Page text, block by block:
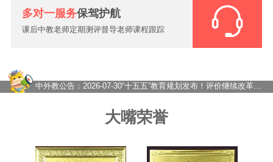
多对一服务保驾护航
课后中教老师定期测评督导老师课程跟踪
中外教公告：
2026-07-27
在线一对一外教网课怎么选？价格如何？——从踩坑到稳定的真实经历
2026-08-10
找对老师才知道原来带娃学英语也能这么轻松！
2026-08-07暑假英语别只顾刷题，真正决定开学成绩的，是这种坚持！
2026-07-30“十五五”教育规划发布！评价继续改革，靠刷题学英语的路越来越窄了
2026-07-28大嘴外教在线一对一到底怎么样？内行人来给你分析！
2026-07-27在线一对一外教网课怎么选？价格如何？——从踩坑到稳定的真实经历
大嘴荣誉